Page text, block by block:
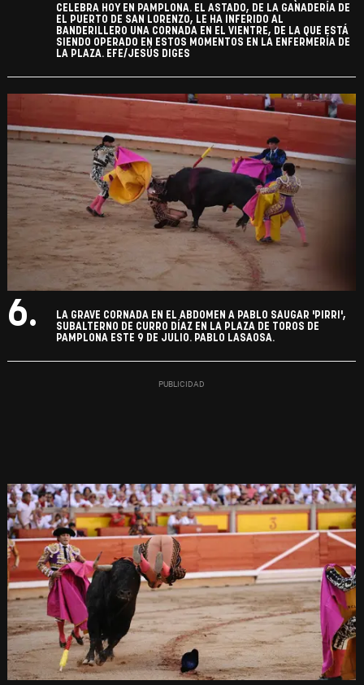
CELEBRA HOY EN PAMPLONA. EL ASTADO, DE LA GANADERÍA DE
EL PUERTO DE SAN LORENZO, LE HA INFERIDO AL
BANDERILLERO UNA CORNADA EN EL VIENTRE, DE LA QUE ESTÁ
SIENDO OPERADO EN ESTOS MOMENTOS EN LA ENFERMERÍA DE
LA PLAZA. EFE/JESÚS DIGES
6.
LA GRAVE CORNADA EN EL ABDOMEN A PABLO SAUGAR 'PIRRI',
SUBALTERNO DE CURRO DÍAZ EN LA PLAZA DE TOROS DE
PAMPLONA ESTE 9 DE JULIO. PABLO LASAOSA.